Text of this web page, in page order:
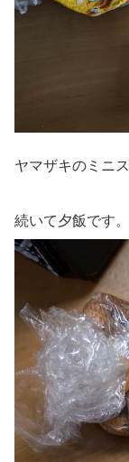
ヤマザキのミニ
続いて夕飯です。